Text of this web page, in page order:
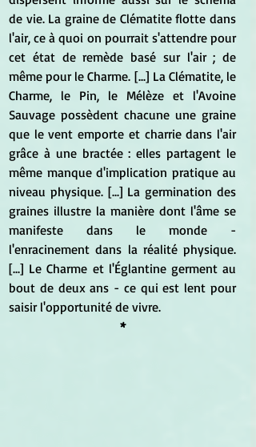
de vie. La graine de Clématite flotte dans
l'air, ce à quoi on pourrait s'attendre pour
cet état de remède basé sur l'air ; de
même pour le Charme. [...] La Clématite, le
Charme, le Pin, le Mélèze et l'Avoine
Sauvage possèdent chacune une graine
que le vent emporte et charrie dans l'air
grâce à une bractée : elles partagent le
même manque d'implication pratique au
niveau physique. [...] La germination des
graines illustre la manière dont l'âme se
manifeste dans le monde -
l'enracinement dans la réalité physique.
[...] Le Charme et l'Églantine germent au
bout de deux ans - ce qui est lent pour
saisir l'opportunité de vivre.
*